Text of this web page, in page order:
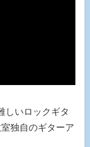
しいロックギタ
独自のギターア